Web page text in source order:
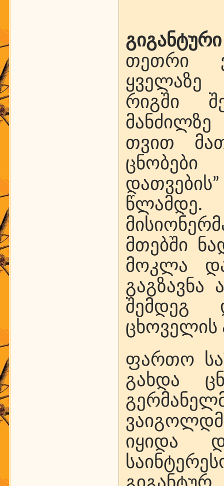
თეთრი
ყველაზე
რიგში
თვით
მთებში
მოკლა
გაგზავნა
შემდეგ
ცხოველის
ფართო
გახდა
იყიდა